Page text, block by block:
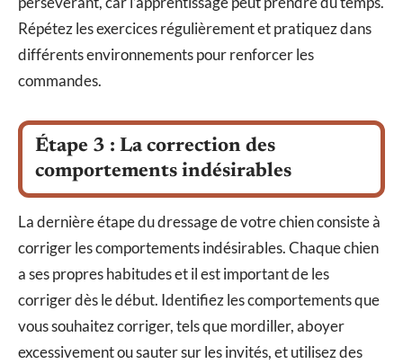
Répétez les exercices régulièrement et pratiquez dans
différents environnements pour renforcer les
commandes.
Étape 3 : La correction des
comportements indésirables
La dernière étape du dressage de votre chien consiste à
corriger les comportements indésirables. Chaque chien
a ses propres habitudes et il est important de les
corriger dès le début. Identifiez les comportements que
vous souhaitez corriger, tels que mordiller, aboyer
excessivement ou sauter sur les invités, et utilisez des